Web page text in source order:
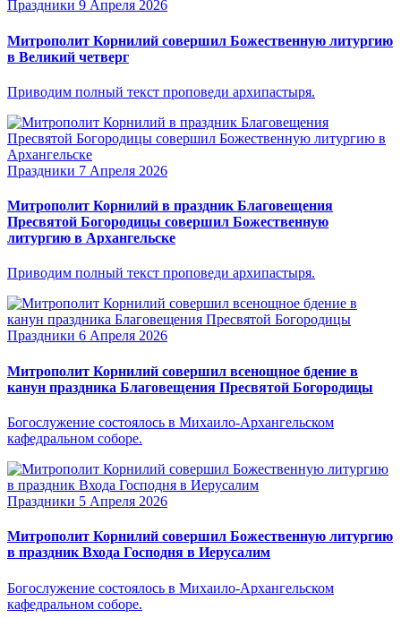
Праздники 9 Апреля 2026
Митрополит Корнилий совершил Божественную литургию
в Великий четверг
Приводим полный текст проповеди архипастыря.
Праздники 7 Апреля 2026
Митрополит Корнилий в праздник Благовещения
Пресвятой Богородицы совершил Божественную
литургию в Архангельске
Приводим полный текст проповеди архипастыря.
Праздники 6 Апреля 2026
Митрополит Корнилий совершил всенощное бдение в
канун праздника Благовещения Пресвятой Богородицы
Богослужение состоялось в Михаило-Архангельском
кафедральном соборе.
Праздники 5 Апреля 2026
Митрополит Корнилий совершил Божественную литургию
в праздник Входа Господня в Иерусалим
Богослужение состоялось в Михаило-Архангельском
кафедральном соборе.